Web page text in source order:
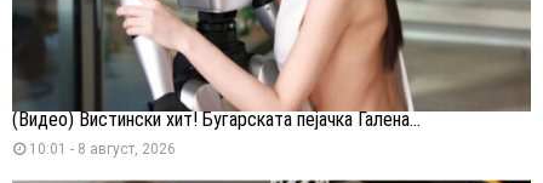
(Видео) Вистински хит! Бугарската пејачка Галена...
10:01 - 8 август, 2026